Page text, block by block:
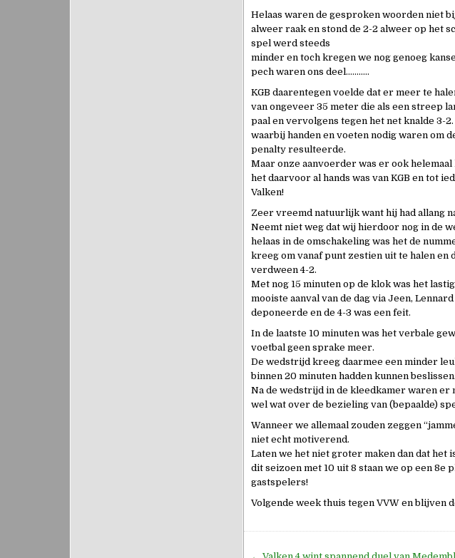
Helaas waren de gesproken woorden niet
alweer raak en stond de 2-2 alweer op het
spel werd steeds
minder en toch kregen we nog genoeg
pech waren ons deel………..
KGB daarentegen voelde dat er meer te
van ongeveer 35 meter die als een streep
paal en vervolgens tegen het net knalde 3-
waarbij handen en voeten nodig waren om
penalty resulteerde.
Maar onze aanvoerder was er ook
het daarvoor al hands was van KGB en tot
Valken!
Zeer vreemd natuurlijk want hij had allang
Neemt niet weg dat wij hierdoor nog in de
helaas in de omschakeling was het de
kreeg om vanaf punt zestien uit te halen
verdween 4-2.
Met nog 15 minuten op de klok was het
mooiste aanval van de dag via Jeen,
deponeerde en de 4-3 was een feit.
In de laatste 10 minuten was het verbale
voetbal geen sprake meer.
De wedstrijd kreeg daarmee een minder
binnen 20 minuten hadden kunnen
Na de wedstrijd in de kleedkamer waren er
wel wat over de bezieling van (bepaalde)
Wanneer we allemaal zouden zeggen
niet echt motiverend.
Laten we het niet groter maken dan dat het
dit seizoen met 10 uit 8 staan we op een 8e
gastspelers!
Volgende week thuis tegen VVW en blijven